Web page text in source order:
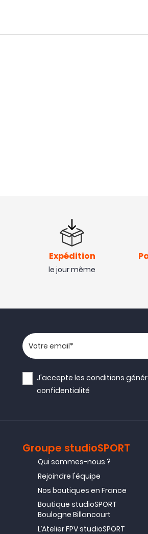
Expédition
le jour même
Votre adresse email
J'accepte lesconditions
confidentialité
Groupe studioSPORT
Qui sommes-nous ?
Rejoindre l'équipe
Nos boutiques en France
Boutique studioSPORT
Boulogne Billancourt
L’Atelier FPV studioSPORT